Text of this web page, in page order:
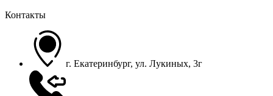
Контакты
г. Екатеринбург, ул. Лукиных, 3г